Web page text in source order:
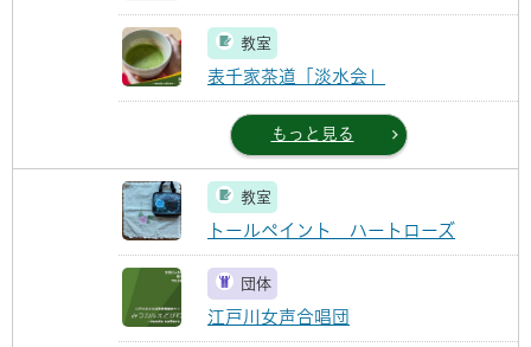
教室
表千家茶道「淡水会」
もっと見る
教室
トールペイント ハートローズ
団体
江戸川女声合唱団